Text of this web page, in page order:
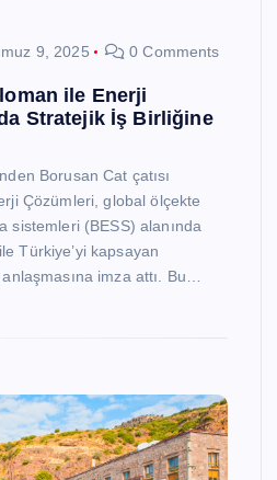
9, 2025 0 Comments
ile Enerji
Stratejik İş Birliğine
Borusan Cat çatısı
Çözümleri, global ölçekte
sistemleri (BESS) alanında
Türkiye’yi kapsayan
imza attı. Bu…